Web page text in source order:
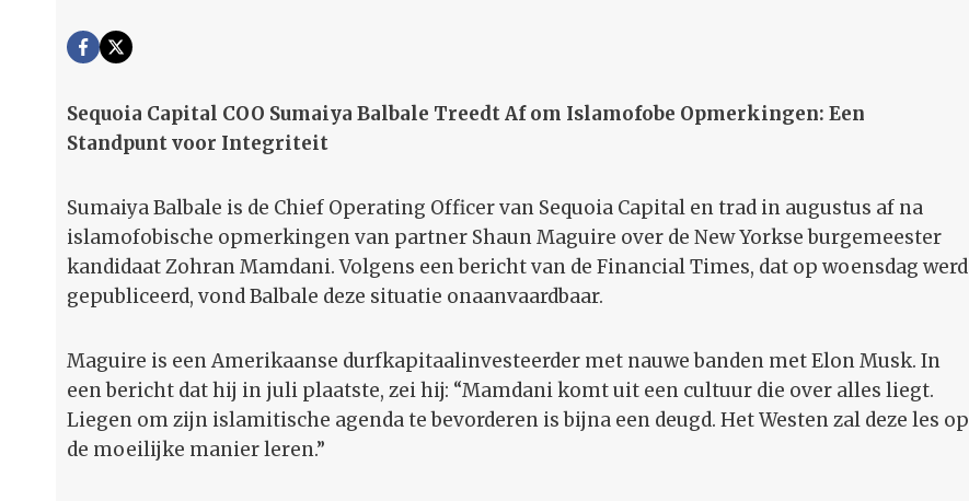
Sequoia Capital COO Sumaiya Balbale Treedt Af om Islamofobe Opmerkingen: Een
Standpunt voor Integriteit
Sumaiya Balbale is de Chief Operating Officer van Sequoia Capital en trad in augustus af na
islamofobische opmerkingen van partner Shaun Maguire over de New Yorkse burgemeester
kandidaat Zohran Mamdani. Volgens een bericht van de Financial Times, dat op woensdag werd
gepubliceerd, vond Balbale deze situatie onaanvaardbaar.
Maguire is een Amerikaanse durfkapitaalinvesteerder met nauwe banden met Elon Musk. In
een bericht dat hij in juli plaatste, zei hij: “Mamdani komt uit een cultuur die over alles liegt.
Liegen om zijn islamitische agenda te bevorderen is bijna een deugd. Het Westen zal deze les op
de moeilijke manier leren.”